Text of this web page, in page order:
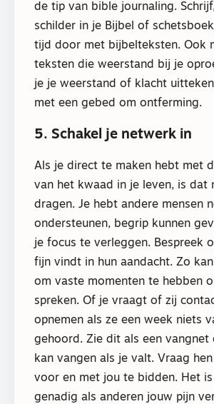
de tip van bible journaling.
schilder in je Bijbel of
tijd door met bijbelteksten. Ook
teksten die weerstand bij je
je je weerstand of klacht
met een gebed om ontferming.
5. Schakel je netwerk in
Als je direct te maken hebt met
van het kwaad in je leven, is dat
dragen. Je hebt andere mensen
ondersteunen, begrip kunnen
je focus te verleggen. Bespreek
fijn vindt in hun aandacht. Zo
om vaste momenten te hebben
spreken. Of je vraagt of zij
opnemen als ze een week niets
gehoord. Zie dit als een vangnet
kan vangen als je valt. Vraag
voor en met jou te bidden. Het is
genadig als anderen jouw pijn